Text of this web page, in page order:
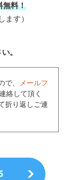
無料！
ます）
。
で、
メールフ
絡して頂く
折り返しご連